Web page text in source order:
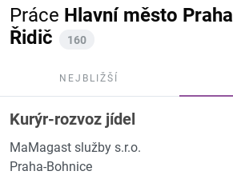
Práce Hlavní město Praha
Řidič
160
NEJBLIŽŠÍ
Kurýr-rozvoz jídel
MaMagast služby s.r.o.
Praha-Bohnice